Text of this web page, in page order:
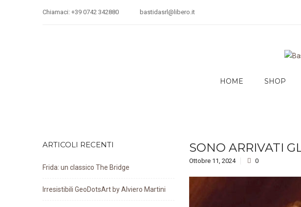
Chiamaci: +39 0742 342880 bastidasrl@libero.it
HOME SHOP
SONO ARRIVATI
Ottobre 11, 2024 0
ARTICOLI RECENTI
Frida: un classico The Bridge
Irresistibili GeoDotsArt by Alviero Martini